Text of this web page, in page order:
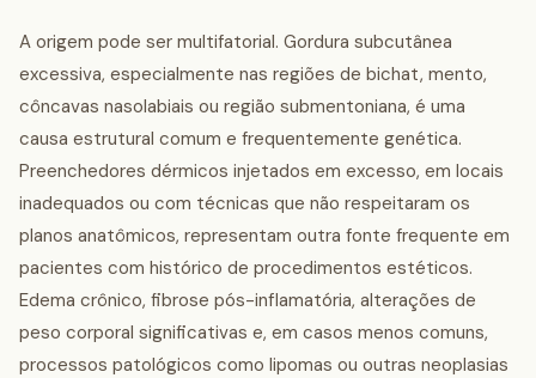
A origem pode ser multifatorial. Gordura subcutânea
excessiva, especialmente nas regiões de bichat, mento,
côncavas nasolabiais ou região submentoniana, é uma
causa estrutural comum e frequentemente genética.
Preenchedores dérmicos injetados em excesso, em locais
inadequados ou com técnicas que não respeitaram os
planos anatômicos, representam outra fonte frequente em
pacientes com histórico de procedimentos estéticos.
Edema crônico, fibrose pós-inflamatória, alterações de
peso corporal significativas e, em casos menos comuns,
processos patológicos como lipomas ou outras neoplasias